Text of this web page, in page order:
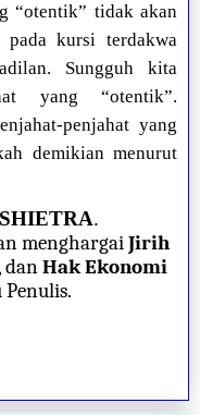
“otentik” tidak akan
pada kursi terdakwa
Sungguh kita
yang “otentik”.
penjahat yang
demikian menurut
.
menghargaiJirih
danHak Ekonomi